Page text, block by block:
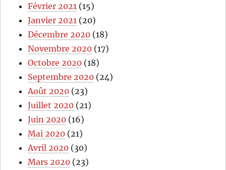
Février 2021 (15)
Janvier 2021 (20)
Décembre 2020 (18)
Novembre 2020 (17)
Octobre 2020 (18)
Septembre 2020 (24)
Août 2020 (23)
Juillet 2020 (21)
Juin 2020 (16)
Mai 2020 (21)
Avril 2020 (30)
Mars 2020 (23)